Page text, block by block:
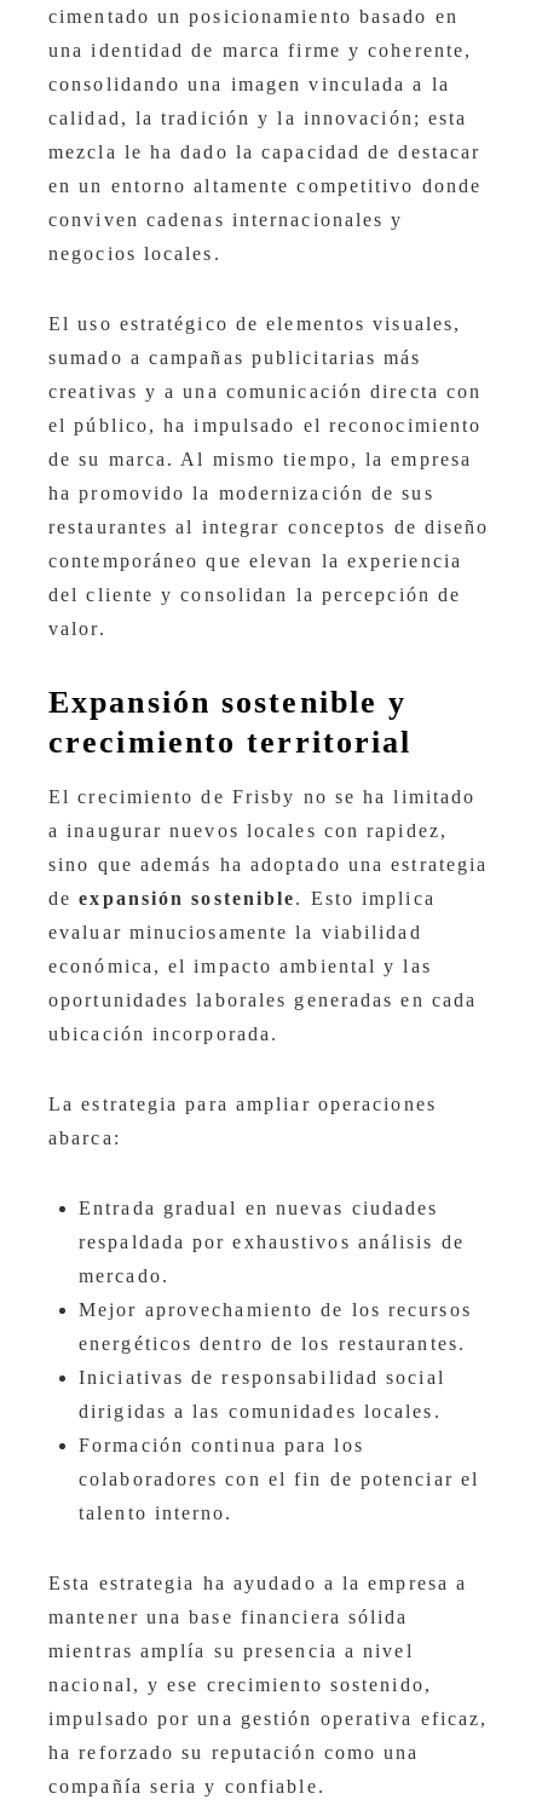
cimentado un posicionamiento basado en
una identidad de marca firme y coherente,
consolidando una imagen vinculada a la
calidad, la tradición y la innovación; esta
mezcla le ha dado la capacidad de destacar
en un entorno altamente competitivo donde
conviven cadenas internacionales y
negocios locales.
El uso estratégico de elementos visuales,
sumado a campañas publicitarias más
creativas y a una comunicación directa con
el público, ha impulsado el reconocimiento
de su marca. Al mismo tiempo, la empresa
ha promovido la modernización de sus
restaurantes al integrar conceptos de diseño
contemporáneo que elevan la experiencia
del cliente y consolidan la percepción de
valor.
Expansión sostenible y
crecimiento territorial
El crecimiento de Frisby no se ha limitado
a inaugurar nuevos locales con rapidez,
sino que además ha adoptado una estrategia
deexpansión sostenible. Esto implica
evaluar minuciosamente la viabilidad
económica, el impacto ambiental y las
oportunidades laborales generadas en cada
ubicación incorporada.
La estrategia para ampliar operaciones
abarca:
Entrada gradual en nuevas ciudades
respaldada por exhaustivos análisis de
mercado.
Mejor aprovechamiento de los recursos
energéticos dentro de los restaurantes.
Iniciativas de responsabilidad social
dirigidas a las comunidades locales.
Formación continua para los
colaboradores con el fin de potenciar el
talento interno.
Esta estrategia ha ayudado a la empresa a
mantener una base financiera sólida
mientras amplía su presencia a nivel
nacional, y ese crecimiento sostenido,
impulsado por una gestión operativa eficaz,
ha reforzado su reputación como una
compañía seria y confiable.